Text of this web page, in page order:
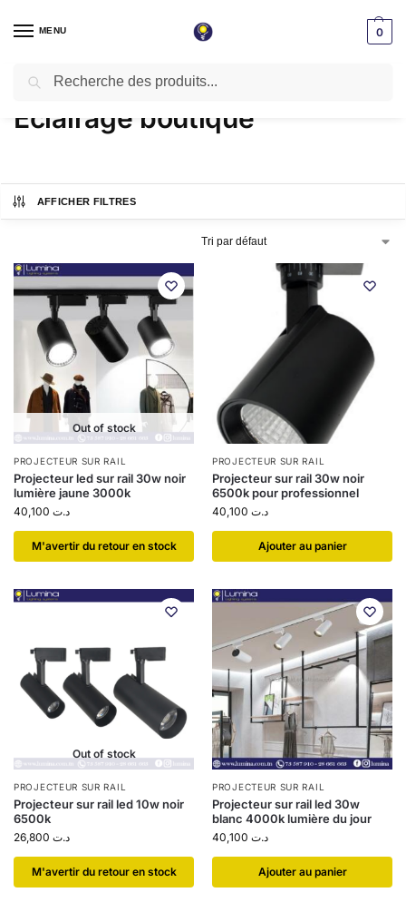
MENU 0
Accueil / Produits identifiés “Éclairage boutique”
Éclairage boutique
AFFICHER FILTRES
Out of stock
PROJECTEUR SUR RAIL
Projecteur led sur rail 30w noir
lumière jaune 3000k
د.ت
​M'avertir du retour en stock
PROJECTEUR SUR RAIL
Projecteur sur rail 30w noir
6500k pour professionnel
د.ت
Ajouter au panier
Out of stock
PROJECTEUR SUR RAIL
Projecteur sur rail led 10w noir
6500k
د.ت
​M'avertir du retour en stock
PROJECTEUR SUR RAIL
Projecteur sur rail led 30w
blanc 4000k lumière du jour
د.ت
Ajouter au panier